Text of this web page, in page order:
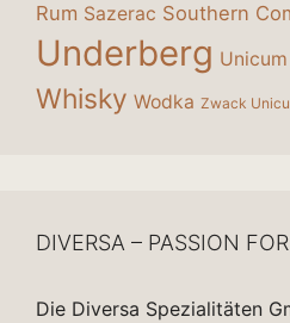
Rum Sazerac Southern
Underberg Unicum
Whisky Wodka Zwack
DIVERSA – PASSION
Die Diversa Spezialitäten